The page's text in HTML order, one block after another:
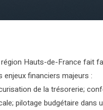
Hauts-de-France fait
enjeux financiers majeurs :
de la trésorerie;
pilotage budgétaire dans